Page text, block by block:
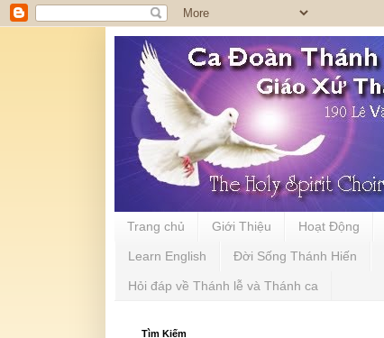
Trang chủ Giới Thiệu Hoạt Động
Learn English Đời Sống Thánh Hiến
Hỏi đáp về Thánh lễ và Thánh ca
Tìm Kiếm